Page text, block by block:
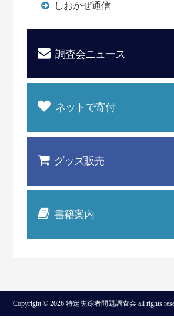
しおかぜ通信
調査会ニュース
ネットで寄付
グッズ販売
書籍案内
Copyright © 2026 特定失踪者問題調査会 all rights